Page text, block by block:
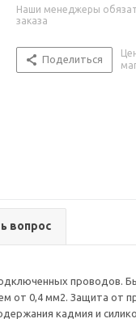
Наши менеджеры
заказа
Поделиться
вопрос
проводов.
от 0,4 мм2. Защита от
кадмия и